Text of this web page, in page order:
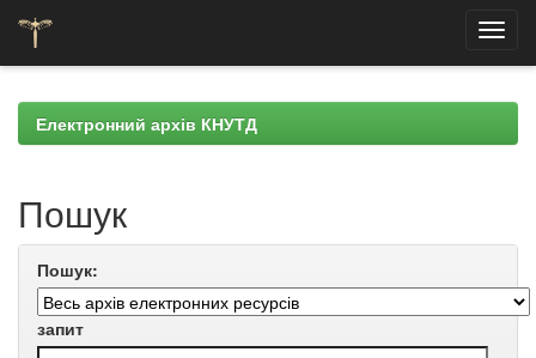
navigationЕлектронний архів КНУТД
Пошук
Пошук:
запит